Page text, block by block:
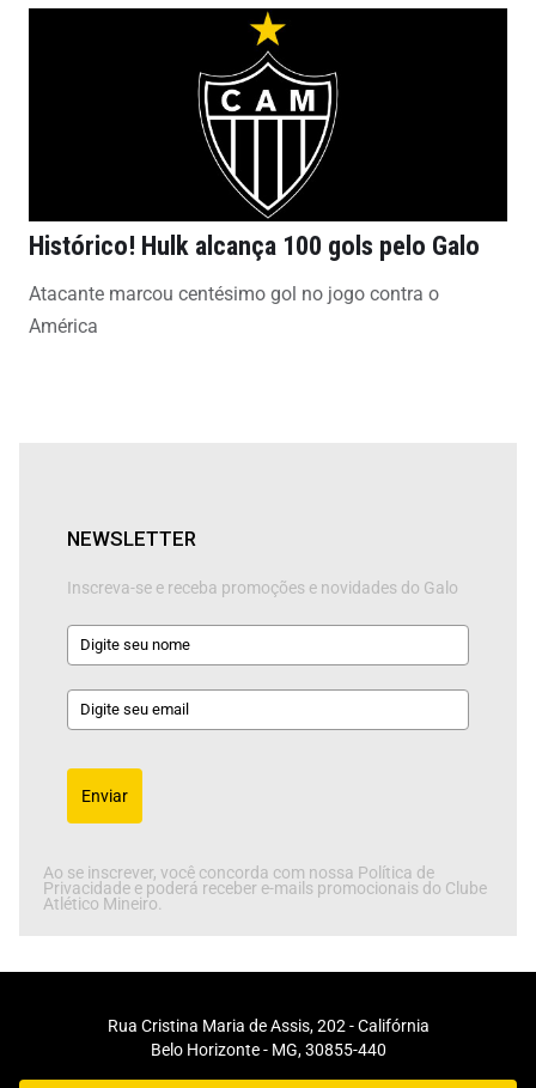
Histórico! Hulk alcança 100 gols pelo Galo
Atacante marcou centésimo gol no jogo contra o
América
NEWSLETTER
Inscreva-se e receba promoções e novidades do Galo
Enviar
Ao se inscrever, você concorda com nossa Política de
Privacidade e poderá receber e-mails promocionais do Clube
Atlético Mineiro.
Rua Cristina Maria de Assis, 202 - Califórnia
Belo Horizonte - MG, 30855-440